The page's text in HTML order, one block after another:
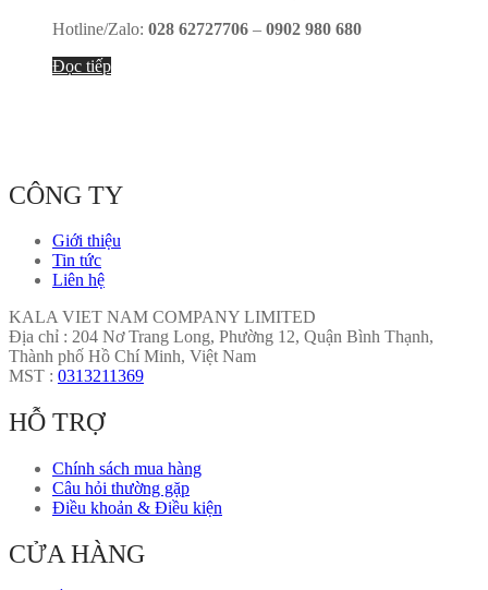
Hotline/Zalo: 028 62727706 – 0902 980 680
Đọc tiếp
CÔNG TY
Giới thiệu
Tin tức
Liên hệ
KALA VIET NAM COMPANY LIMITED
Địa chỉ : 204 Nơ Trang Long, Phường 12, Quận Bình Thạnh,
Thành phố Hồ Chí Minh, Việt Nam
MST : 0313211369
HỖ TRỢ
Chính sách mua hàng
Câu hỏi thường gặp
Điều khoản & Điều kiện
CỬA HÀNG